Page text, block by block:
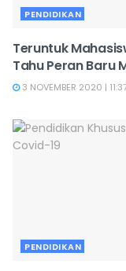
PENDIDIKAN
Teruntuk
Tahu Peran Baru
3 NOVEMBER 2020 |
PENDIDIKAN